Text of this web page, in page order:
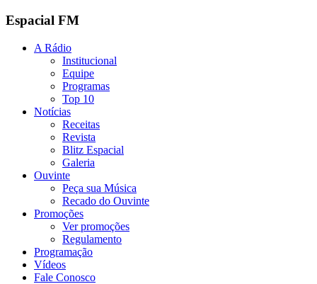
Espacial FM
A Rádio
Institucional
Equipe
Programas
Top 10
Notícias
Receitas
Revista
Blitz Espacial
Galeria
Ouvinte
Peça sua Música
Recado do Ouvinte
Promoções
Ver promoções
Regulamento
Programação
Vídeos
Fale Conosco